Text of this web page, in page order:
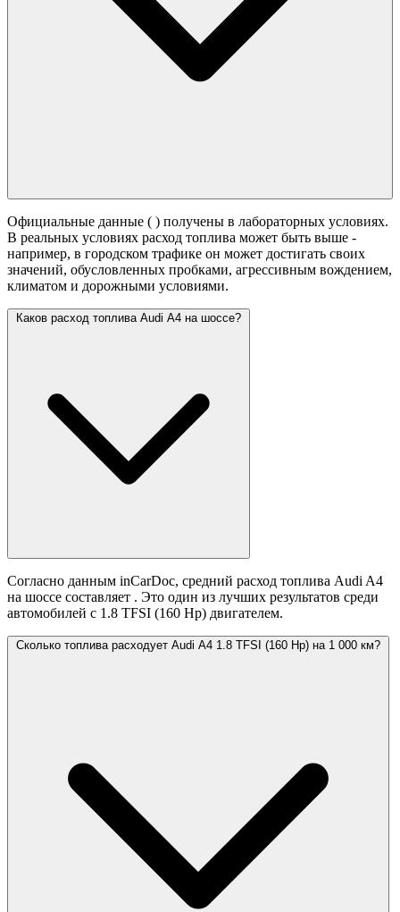
Официальные данные ( ) получены в лабораторных условиях.
В реальных условиях расход топлива может быть выше -
например, в городском трафике он может достигать своих
значений, обусловленных пробками, агрессивным вождением,
климатом и дорожными условиями.
Каков расход топлива Audi A4 на шоссе?
Согласно данным inCarDoc, средний расход топлива Audi A4
на шоссе составляет . Это один из лучших результатов среди
автомобилей с 1.8 TFSI (160 Hp) двигателем.
Сколько топлива расходует Audi A4 1.8 TFSI (160 Hp) на 1 000 км?